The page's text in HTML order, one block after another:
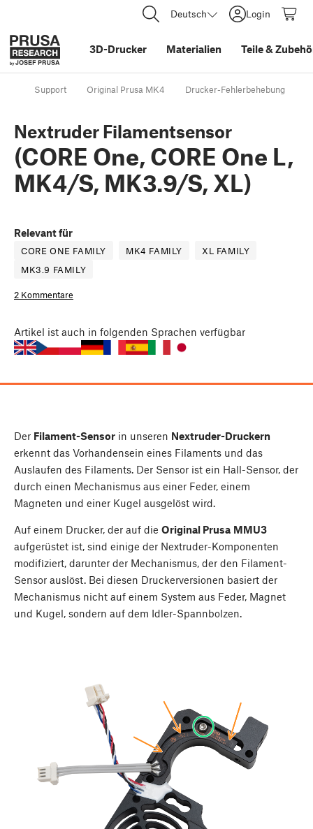
Deutsch Login
3D-Drucker Materialien Teile&
Support Original Prusa MK4 Drucker-Fehlerbehebung
Nextruder Filamentsensor
(CORE One, CORE One L,
MK4/S, MK3.9/S, XL)
Relevant für
CORE ONE FAMILY MK4 FAMILY
XL FAMILY
MK3.9 FAMILY
2 Kommentare
Artikel ist auch in folgenden Sprachen verfügbar
Der Filament-Sensor in unseren Nextruder-Druckern
erkennt das Vorhandensein eines Filaments und das
Auslaufen des Filaments. Der Sensor ist ein Hall-Sensor, der
durch einen Mechanismus aus einer Feder, einem
Magneten und einer Kugel ausgelöst wird.
Auf einem Drucker, der auf die Original Prusa MMU3
aufgerüstet ist, sind einige der Nextruder-Komponenten
modifiziert, darunter der Mechanismus, der den Filament-
Sensor auslöst. Bei diesen Druckerversionen basiert der
Mechanismus nicht auf einem System aus Feder, Magnet
und Kugel, sondern auf dem Idler-Spannbolzen.